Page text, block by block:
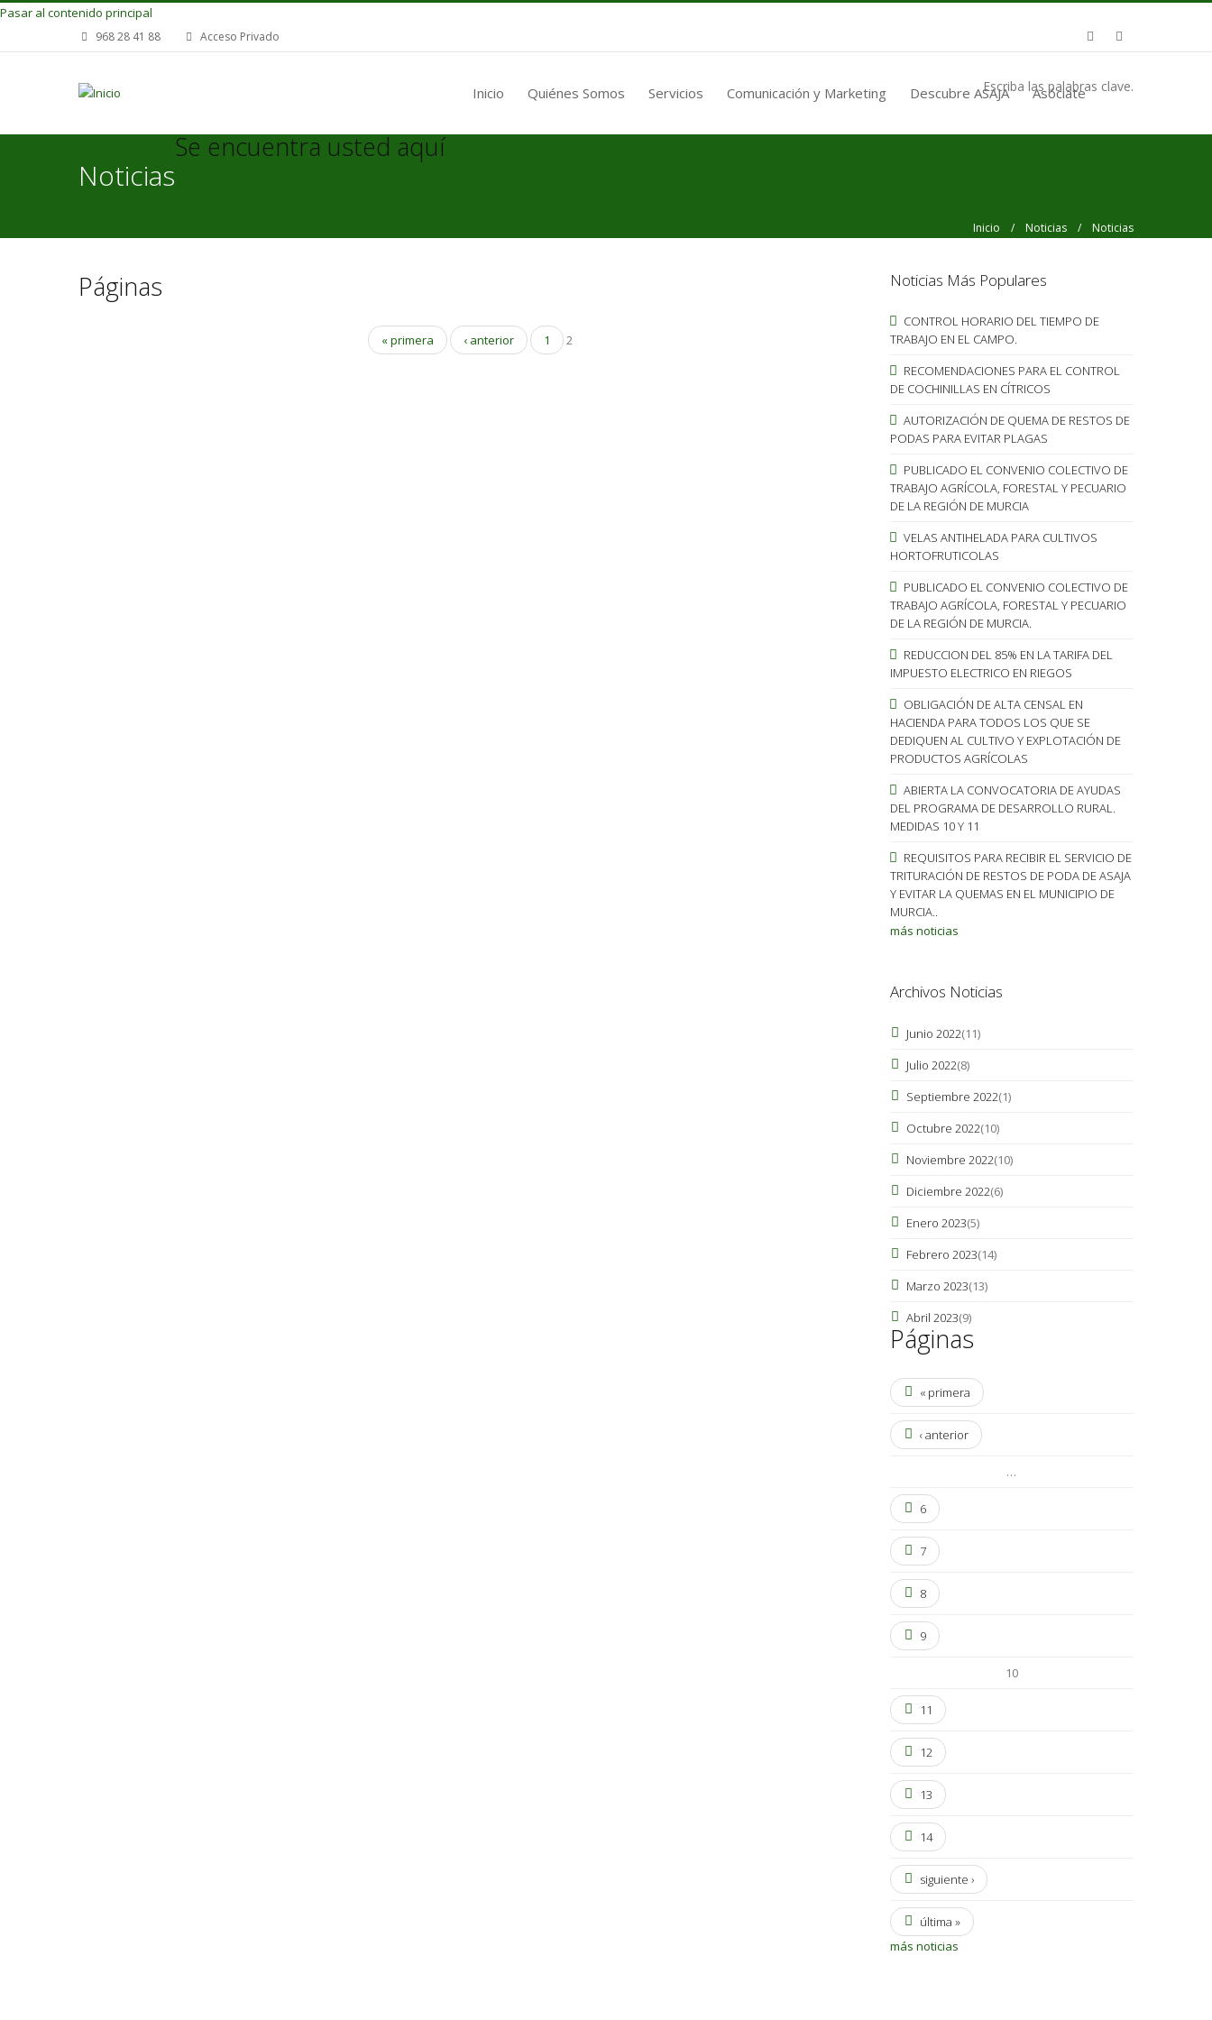
Pasar al contenido principal
968 28 41 88 Acceso Privado
Inicio Quiénes Somos Servicios Comunicación y Marketing Descubre ASAJA Asóciate
Escriba las palabras clave.
Noticias
Se encuentra usted aquí
Inicio / Noticias / Noticias
Páginas
« primera ‹ anterior 1 2
Noticias Más Populares
CONTROL HORARIO DEL TIEMPO DE
TRABAJO EN EL CAMPO.
RECOMENDACIONES PARA EL CONTROL
DE COCHINILLAS EN CÍTRICOS
AUTORIZACIÓN DE QUEMA DE RESTOS DE
PODAS PARA EVITAR PLAGAS
PUBLICADO EL CONVENIO COLECTIVO DE
TRABAJO AGRÍCOLA, FORESTAL Y PECUARIO
DE LA REGIÓN DE MURCIA
VELAS ANTIHELADA PARA CULTIVOS
HORTOFRUTICOLAS
PUBLICADO EL CONVENIO COLECTIVO DE
TRABAJO AGRÍCOLA, FORESTAL Y PECUARIO
DE LA REGIÓN DE MURCIA.
REDUCCION DEL 85% EN LA TARIFA DEL
IMPUESTO ELECTRICO EN RIEGOS
OBLIGACIÓN DE ALTA CENSAL EN
HACIENDA PARA TODOS LOS QUE SE
DEDIQUEN AL CULTIVO Y EXPLOTACIÓN DE
PRODUCTOS AGRÍCOLAS
ABIERTA LA CONVOCATORIA DE AYUDAS
DEL PROGRAMA DE DESARROLLO RURAL.
MEDIDAS 10 Y 11
REQUISITOS PARA RECIBIR EL SERVICIO DE
TRITURACIÓN DE RESTOS DE PODA DE ASAJA
Y EVITAR LA QUEMAS EN EL MUNICIPIO DE
MURCIA..
más noticias
Archivos Noticias
Junio 2022(11)
Julio 2022(8)
Septiembre 2022(1)
Octubre 2022(10)
Noviembre 2022(10)
Diciembre 2022(6)
Enero 2023(5)
Febrero 2023(14)
Marzo 2023(13)
Abril 2023(9)
Páginas
« primera
‹ anterior
…
6
7
8
9
10
11
12
13
14
siguiente ›
última »
más noticias